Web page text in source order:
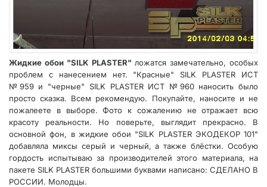
Жидкие обои "SILK PLASTER" ложатся замечательно, особых
проблем с нанесением нет. "Красные" SILK PLASTER ИСТ
№959 и "черные" SILK PLASTER ИСТ №960 наносить было
просто сказка. Всем рекомендую. Покупайте, наносите и не
пожалеете в выборе. Фото к сожалению не отражает всю
красоту реальности. Но поверьте, выглядит прекрасно. В
основной фон, в жидкие обои "SILK PLASTER ЭКОДЕКОР 101"
добавляла миксы серый и черный, а также блёстки. Особую
гордость испытываю за производителей этого материала, на
пакете SILK PLASTER большими буквами написано: СДЕЛАНО В
РОССИИ. Молодцы.